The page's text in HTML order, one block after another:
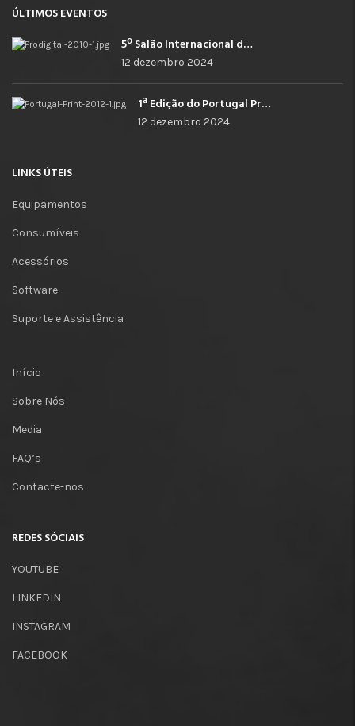
ÚLTIMOS EVENTOS
5º Salão Internacional de Impressão, Imagem, Comunicação Digital e Têxtil Promocional
12 dezembro 2024
1ª Edição do Portugal Print
12 dezembro 2024
LINKS ÚTEIS
Equipamentos
Consumíveis
Acessórios
Software
Suporte e Assistência
Início
Sobre Nós
Media
FAQ’s
Contacte-nos
REDES SÓCIAIS
YOUTUBE
LINKEDIN
INSTAGRAM
FACEBOOK